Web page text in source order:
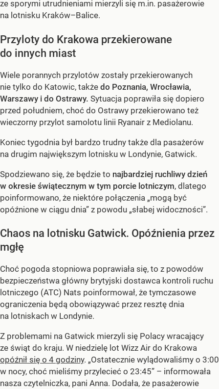
ze sporymi utrudnieniami mierzyli się m.in. pasażerowie
na lotnisku Kraków–Balice.
Przyloty do Krakowa przekierowane
do innych miast
Wiele porannych przylotów zostały przekierowanych
nie tylko do Katowic, także do Poznania, Wrocławia,
Warszawy i do Ostrawy. Sytuacja poprawiła się dopiero
przed południem, choć do Ostrawy przekierowano też
wieczorny przylot samolotu linii Ryanair z Mediolanu.
Koniec tygodnia był bardzo trudny także dla pasażerów
na drugim największym lotnisku w Londynie, Gatwick.
Spodziewano się, że będzie to najbardziej ruchliwy dzień
w okresie świątecznym w tym porcie lotniczym, dlatego
poinformowano, że niektóre połączenia „mogą być
opóźnione w ciągu dnia” z powodu „słabej widoczności”.
Chaos na lotnisku Gatwick. Opóźnienia przez
mgłę
Choć pogoda stopniowa poprawiała się, to z powodów
bezpieczeństwa główny brytyjski dostawca kontroli ruchu
lotniczego (ATC) Nats poinformował, że tymczasowe
ograniczenia będą obowiązywać przez resztę dnia
na lotniskach w Londynie.
Z problemami na Gatwick mierzyli się Polacy wracający
ze świąt do kraju. W niedzielę lot Wizz Air do Krakowa
opóźnił się o 4 godziny. „Ostatecznie wylądowaliśmy o 3:00
w nocy, choć mieliśmy przylecieć o 23:45” – informowała
nasza czytelniczka, pani Anna. Dodała, że pasażerowie